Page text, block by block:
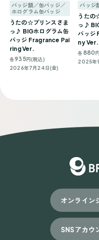
バッジ類／缶バッジ／
ホログラム缶バッジ
うたの☆プリンスさま
っ♪ BIGホログラム缶
バッジ Fragrance Pai
ring Ver.
各935円(税込)
2026年7月24日(金)
バッジ
うたの
っ♪
バッジ
ny Ver.
各 880
2025年
オンライン
SNSアカウ